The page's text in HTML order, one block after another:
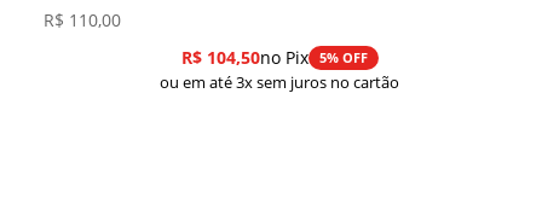
R$ 110,00
R$104,50no Pix 5% OFF
ou em até 3x sem juros no cartão